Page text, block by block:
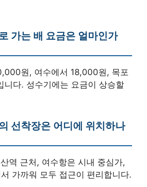
가는 배 요금은 얼마인가
원, 여수에서 18,000원, 목포
다. 성수기에는 요금이 상승할
선착장은 어디에 위치하나
역 근처, 여수항은 시내 중심가,
가까워 모두 접근이 편리합니다.